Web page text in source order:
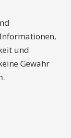
und
Gewähr